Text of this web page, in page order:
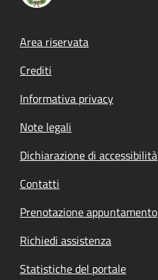
Footer menu
Area riservata
Crediti
Informativa privacy
Note legali
Dichiarazione di accessibilità
Contatti
Prenotazione appuntamento
Richiedi assistenza
Statistiche del portale